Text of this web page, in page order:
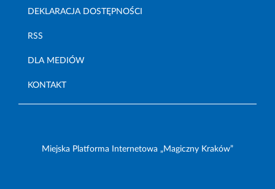
DEKLARACJA DOSTĘPNOŚCI
RSS
DLA MEDIÓW
KONTAKT
Miejska Platforma Internetowa „Magiczny Kraków”